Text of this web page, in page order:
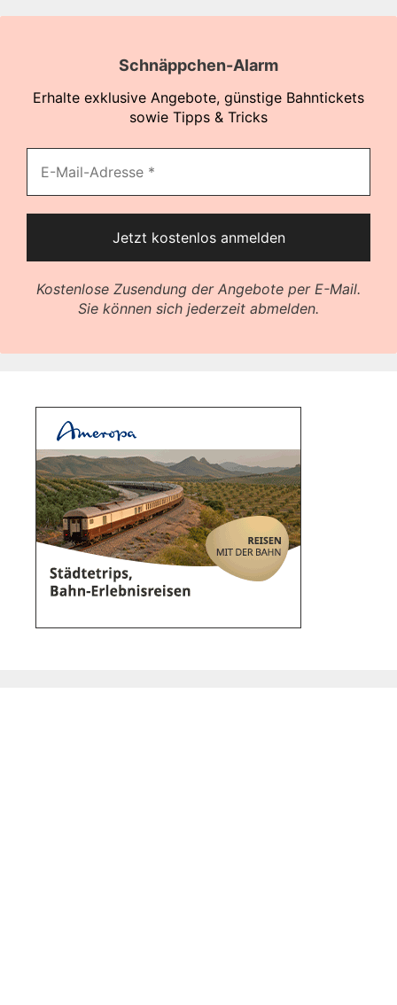
Schnäppchen-Alarm
Erhalte exklusive Angebote, günstige Bahntickets
sowie Tipps & Tricks
Kostenlose Zusendung der Angebote per E-Mail.
Sie können sich jederzeit abmelden.